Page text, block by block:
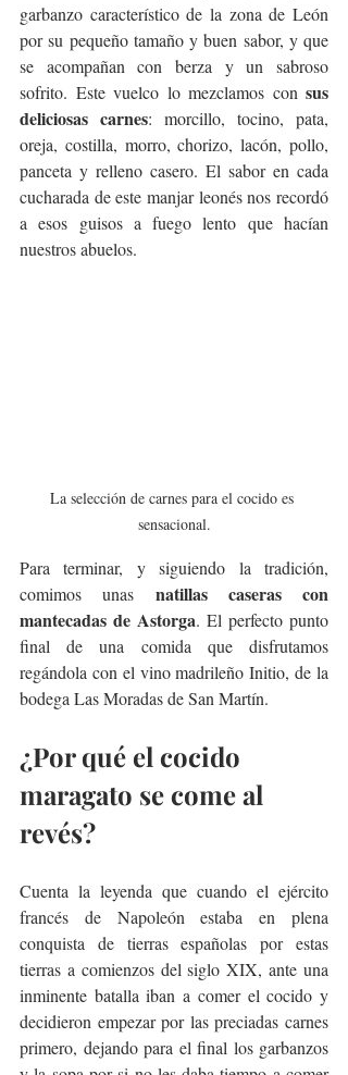
garbanzo característico de la zona de León
por su pequeño tamaño y buen sabor, y que
se acompañan con berza y un sabroso
sofrito. Este vuelco lo mezclamos con sus
deliciosas carnes: morcillo, tocino, pata,
oreja, costilla, morro, chorizo, lacón, pollo,
panceta y relleno casero. El sabor en cada
cucharada de este manjar leonés nos recordó
a esos guisos a fuego lento que hacían
nuestros abuelos.
La selección de carnes para el cocido es
sensacional.
Para terminar, y siguiendo la tradición,
comimos unas natillas caseras con
mantecadas de Astorga. El perfecto punto
final de una comida que disfrutamos
regándola con el vino madrileño Initio, de la
bodega Las Moradas de San Martín.
¿Por qué el cocido
maragato se come al
revés?
Cuenta la leyenda que cuando el ejército
francés de Napoleón estaba en plena
conquista de tierras españolas por estas
tierras a comienzos del siglo XIX, ante una
inminente batalla iban a comer el cocido y
decidieron empezar por las preciadas carnes
primero, dejando para el final los garbanzos